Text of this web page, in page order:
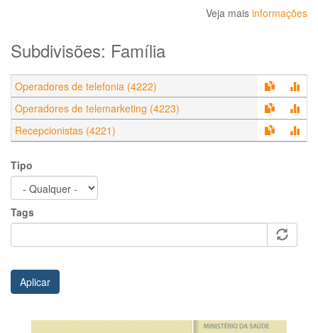
Veja mais informações
Subdivisões: Família
Operadores de telefonia (4222)
Operadores de telemarketing (4223)
Recepcionistas (4221)
Tipo
Tags
Aplicar